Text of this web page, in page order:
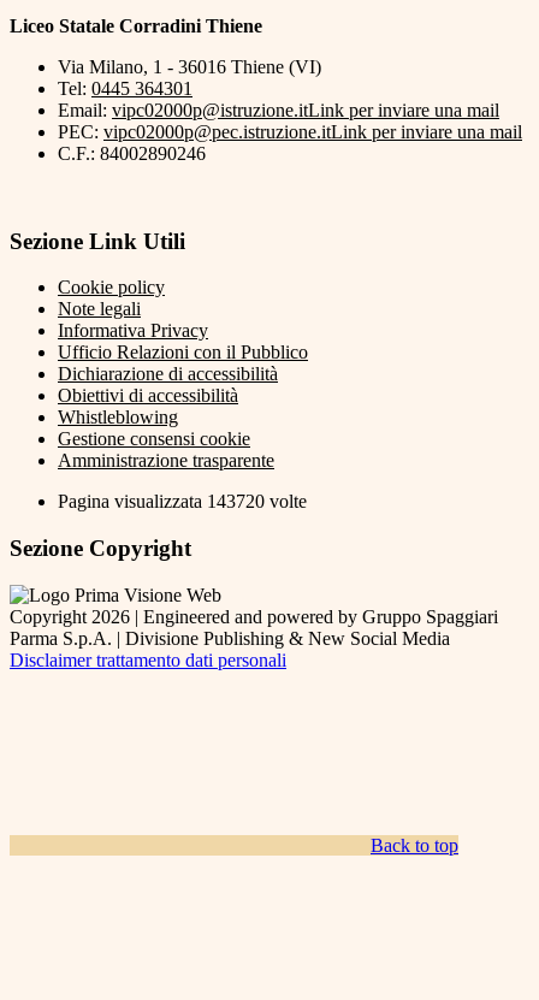
Liceo Statale Corradini Thiene
Via Milano, 1 - 36016 Thiene (VI)
Tel: 0445 364301
Email: vipc02000p@istruzione.itLink per inviare una mail
PEC: vipc02000p@pec.istruzione.itLink per inviare una mail
C.F.: 84002890246
Sezione Link Utili
Cookie policy
Note legali
Informativa Privacy
Ufficio Relazioni con il Pubblico
Dichiarazione di accessibilità
Obiettivi di accessibilità
Whistleblowing
Gestione consensi cookie
Amministrazione trasparente
Pagina visualizzata 143720 volte
Sezione Copyright
Copyright 2026 | Engineered and powered by Gruppo Spaggiari
Parma S.p.A. | Divisione Publishing & New Social Media
Disclaimer trattamento dati personali
Back to top